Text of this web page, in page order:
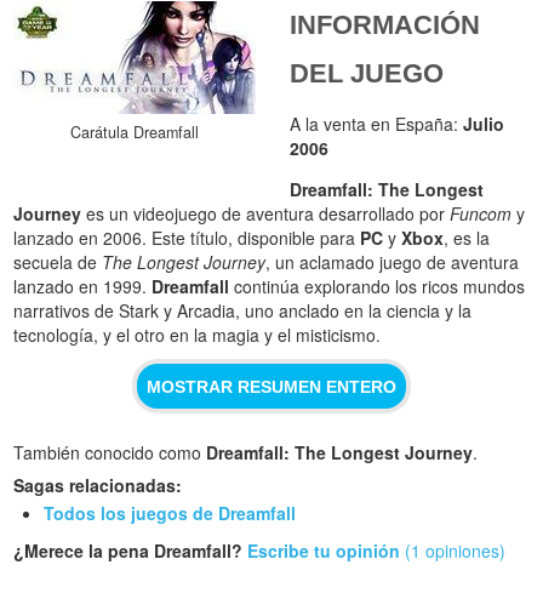
Carátula Dreamfall
INFORMACIÓN
DEL JUEGO
A la venta en España:Julio
2006
Dreamfall: The Longest
Journey es un videojuego de aventura desarrollado porFuncom y
lanzado en 2006. Este título, disponible para PC yXbox, es la
secuela de The Longest Journey, un aclamado juego de aventura
lanzado en 1999. Dreamfall continúa explorando los ricos mundos
narrativos de Stark y Arcadia, uno anclado en la ciencia y la
tecnología, y el otro en la magia y el misticismo.
MOSTRAR RESUMEN ENTERO
También conocido como Dreamfall: The Longest Journey.
Sagas relacionadas:
Todos los juegos de Dreamfall
¿Merece la pena Dreamfall? Escribe tu opinión (1 opiniones)